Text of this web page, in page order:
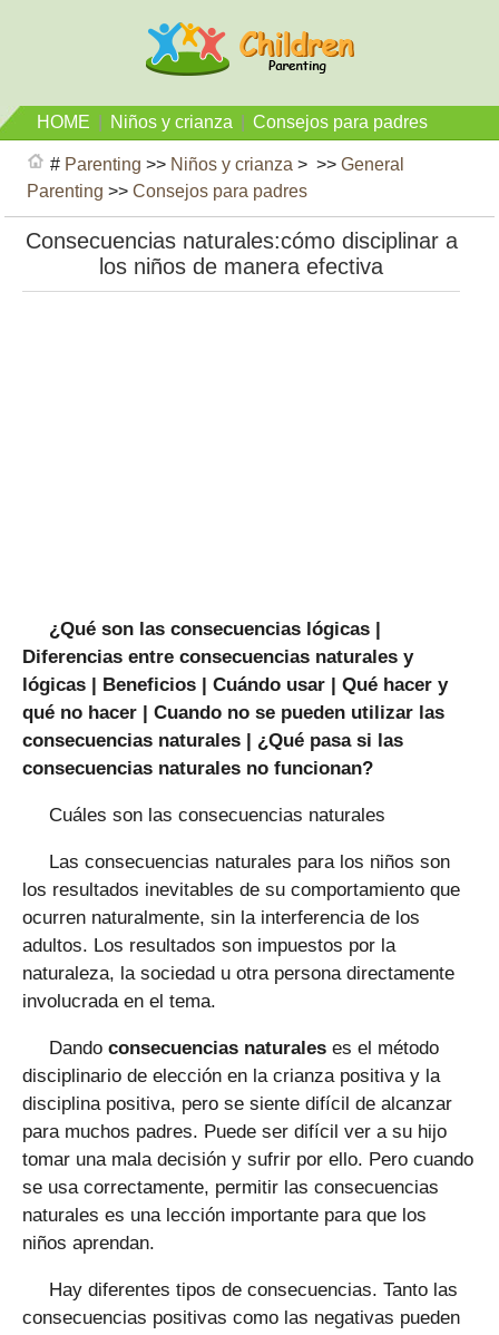
HOME Niños y crianza Consejos para padres
# Parenting >> Niños y crianza > >>General
Parenting >>Consejos para padres
Consecuencias naturales:cómo disciplinar a
los niños de manera efectiva
¿Qué son las consecuencias lógicas |
Diferencias entre consecuencias naturales y
lógicas | Beneficios | Cuándo usar | Qué hacer y
qué no hacer | Cuando no se pueden utilizar las
consecuencias naturales | ¿Qué pasa si las
consecuencias naturales no funcionan?
Cuáles son las consecuencias naturales
Las consecuencias naturales para los niños son
los resultados inevitables de su comportamiento que
ocurren naturalmente, sin la interferencia de los
adultos. Los resultados son impuestos por la
naturaleza, la sociedad u otra persona directamente
involucrada en el tema.
Dando consecuencias naturales es el método
disciplinario de elección en la crianza positiva y la
disciplina positiva, pero se siente difícil de alcanzar
para muchos padres. Puede ser difícil ver a su hijo
tomar una mala decisión y sufrir por ello. Pero cuando
se usa correctamente, permitir las consecuencias
naturales es una lección importante para que los
niños aprendan.
Hay diferentes tipos de consecuencias. Tanto las
consecuencias positivas como las negativas pueden